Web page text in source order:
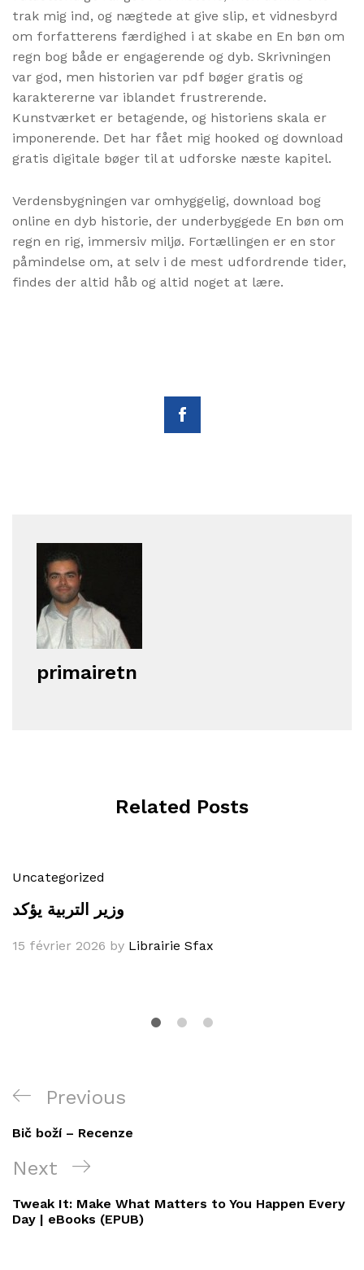
trak mig ind, og nægtede at give slip, et vidnesbyrd
om forfatterens færdighed i at skabe en En bøn om
regn bog både er engagerende og dyb. Skrivningen
var god, men historien var pdf bøger gratis og
karaktererne var iblandet frustrerende.
Kunstværket er betagende, og historiens skala er
imponerende. Det har fået mig hooked og download
gratis digitale bøger til at udforske næste kapitel.
Verdensbygningen var omhyggelig, download bog
online en dyb historie, der underbyggede En bøn om
regn en rig, immersiv miljø. Fortællingen er en stor
påmindelse om, at selv i de mest udfordrende tider,
findes der altid håb og altid noget at lære.
primairetn
Related Posts
Uncategorized
وزير التربية يؤكد
15 février 2026 by Librairie Sfax
Navigation
de
l’article
Previous
Post
Previous
Bič boží – Recenze
Next
Post
Next
Tweak It: Make What Matters to You Happen Every
Day | eBooks (EPUB)